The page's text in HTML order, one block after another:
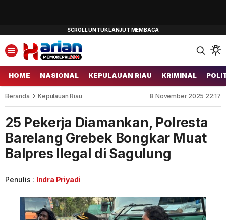
HOME NASIONAL KEPULAUAN RIAU KRIMINAL
Beranda Kepulauan Riau 8 November 2025 22:17
25 Pekerja Diamankan, Polresta
Barelang Grebek Bongkar Muat
Balpres Ilegal di Sagulung
Penulis : Indra Priyadi